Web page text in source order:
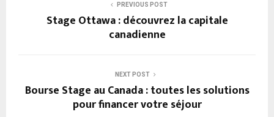
PREVIOUS POST
Stage Ottawa : découvrez la capitale
canadienne
NEXT POST
Bourse Stage au Canada : toutes les solutions
pour financer votre séjour